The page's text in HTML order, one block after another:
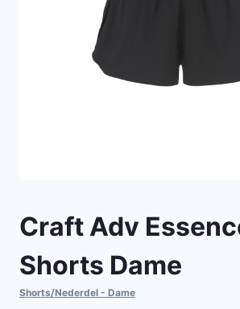
Craft Adv
Shorts Dame
Shorts/Nederdel - Dame